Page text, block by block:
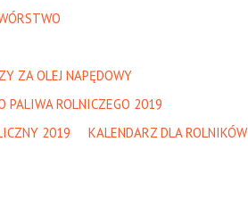
ZA OLEJ NAPĘDOWY
PALIWA ROLNICZEGO 2019
2019
KALENDARZ DLA ROLNIKÓW